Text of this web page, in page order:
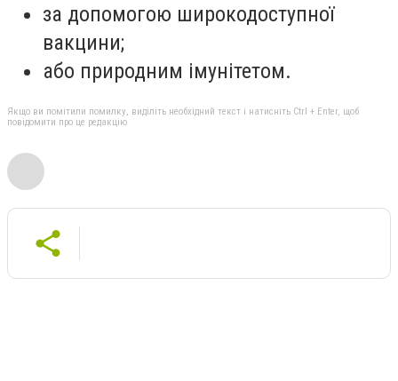
за допомогою широкодоступної
вакцини;
або природним імунітетом.
Якщо ви помітили помилку, виділіть необхідний текст і натисніть Ctrl + Enter, щоб
повідомити про це редакцію